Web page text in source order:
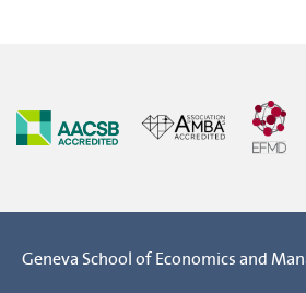
Geneva School of Economics and